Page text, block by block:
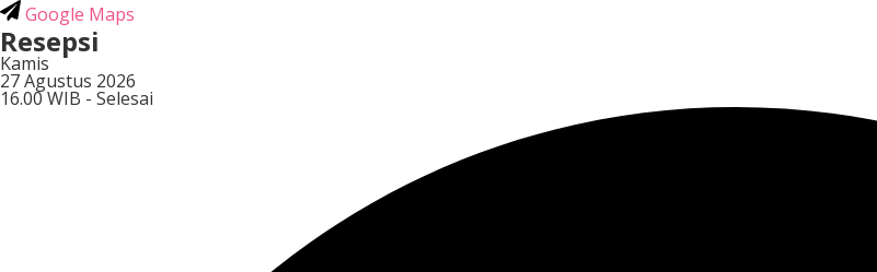
Google Maps
Resepsi
Kamis
27 Agustus 2026
16.00 WIB - Selesai